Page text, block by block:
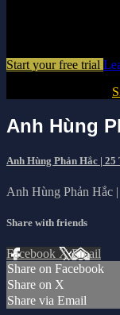
Start your free trial
Anh Hùng
Anh Hùng Phản Hắc | 25
Anh Hùng Phản Hắc |
Share with friends
Facebook XEmail
Share on Facebook
Share on X
Share via Email